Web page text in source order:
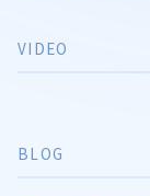
VIDEO
BLOG